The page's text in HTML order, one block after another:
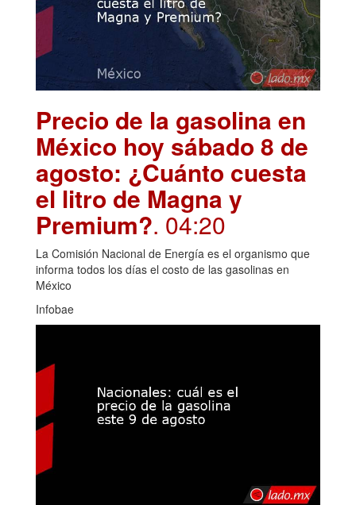
Precio de la gasolina en
México hoy sábado 8 de
agosto: ¿Cuánto cuesta
el litro de Magna y
Premium?. 04:20
La Comisión Nacional de Energía es el organismo que
informa todos los días el costo de las gasolinas en
México
Infobae